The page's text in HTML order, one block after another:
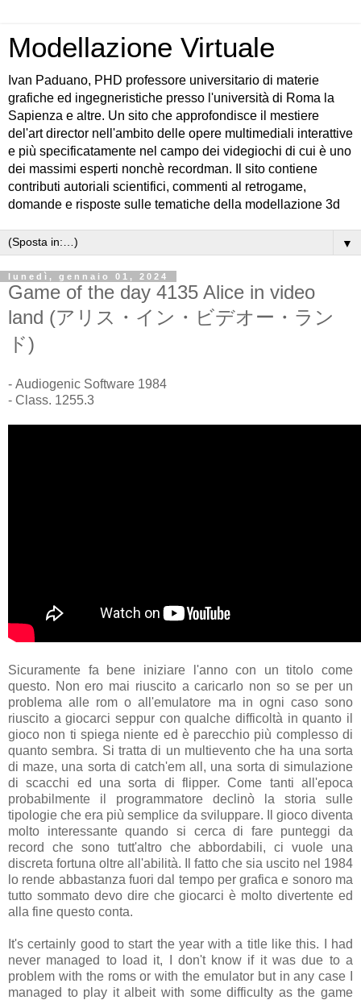
Modellazione Virtuale
Ivan Paduano, PHD professore universitario di materie
grafiche ed ingegneristiche presso l'università di Roma la
Sapienza e altre. Un sito che approfondisce il mestiere
del'art director nell'ambito delle opere multimediali interattive
e più specificatamente nel campo dei videgiochi di cui è uno
dei massimi esperti nonchè recordman. Il sito contiene
contributi autoriali scientifici, commenti al retrogame,
domande e risposte sulle tematiche della modellazione 3d
▼
lunedì, gennaio 01, 2024
Game of the day 4135 Alice in video
land (アリス・イン・ビデオー・ラン
ド)
- Audiogenic Software 1984
- Class. 1255.3
Sicuramente fa bene iniziare l'anno con un titolo come
questo. Non ero mai riuscito a caricarlo non so se per un
problema alle rom o all'emulatore ma in ogni caso sono
riuscito a giocarci seppur con qualche difficoltà in quanto il
gioco non ti spiega niente ed è parecchio più complesso di
quanto sembra. Si tratta di un multievento che ha una sorta
di maze, una sorta di catch'em all, una sorta di simulazione
di scacchi ed una sorta di flipper. Come tanti all'epoca
probabilmente il programmatore declinò la storia sulle
tipologie che era più semplice da sviluppare. Il gioco diventa
molto interessante quando si cerca di fare punteggi da
record che sono tutt'altro che abbordabili, ci vuole una
discreta fortuna oltre all'abilità. Il fatto che sia uscito nel 1984
lo rende abbastanza fuori dal tempo per grafica e sonoro ma
tutto sommato devo dire che giocarci è molto divertente ed
alla fine questo conta.
It's certainly good to start the year with a title like this. I had
never managed to load it, I don't know if it was due to a
problem with the roms or with the emulator but in any case I
managed to play it albeit with some difficulty as the game